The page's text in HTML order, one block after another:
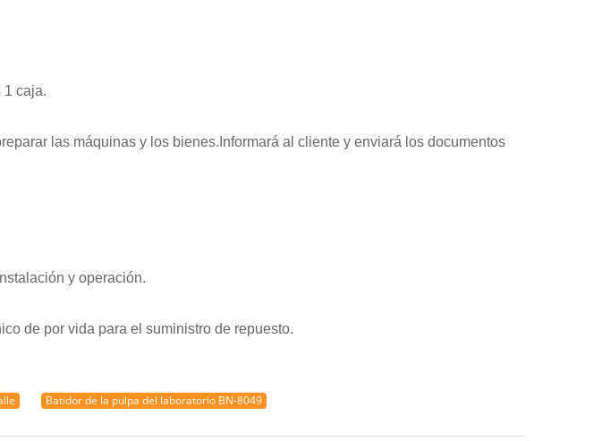
1 caja.
las máquinas y los bienes.Informará al cliente y enviará los documentos
y operación.
de por vida para el suministro de repuesto.
Batidor de la pulpa del laboratorio BN-8049